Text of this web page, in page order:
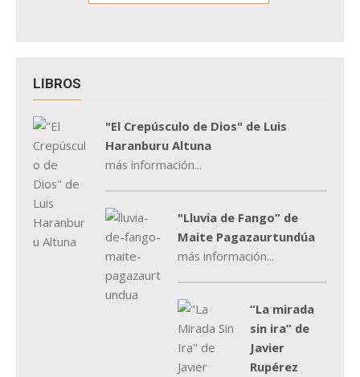
LIBROS
"El Crepúsculo de Dios" de Luis
Haranburu Altuna
más información...
"Lluvia de Fango” de
Maite Pagazaurtundúa
más información...
“La mirada
sin ira” de
Javier
Rupérez